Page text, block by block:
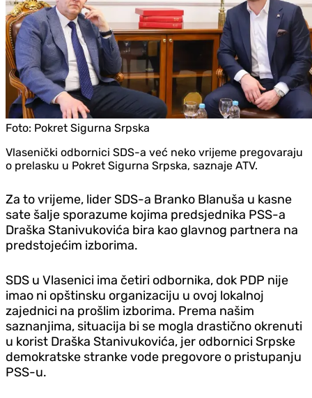
Foto: Pokret Sigurna Srpska
Vlasenički odbornici SDS-a već neko vrijeme pregovaraju
o prelasku u Pokret Sigurna Srpska, saznaje ATV.
Za to vrijeme, lider SDS-a Branko Blanuša u kasne
sate šalje sporazume kojima predsjednika PSS-a
Draška Stanivukovića bira kao glavnog partnera na
predstojećim izborima.
SDS u Vlasenici ima četiri odbornika, dok PDP nije
imao ni opštinsku organizaciju u ovoj lokalnoj
zajednici na prošlim izborima. Prema našim
saznanjima, situacija bi se mogla drastično okrenuti
u korist Draška Stanivukovića, jer odbornici Srpske
demokratske stranke vode pregovore o pristupanju
PSS-u.